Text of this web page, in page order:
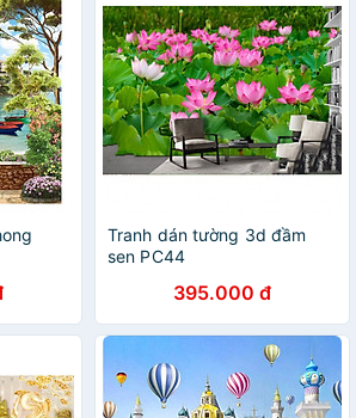
Tranh dán tường 3d đầm
sen PC44
395.000 đ